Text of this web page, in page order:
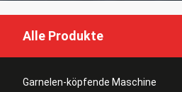
Alle Produkte
Garnelen-köpfende Maschine